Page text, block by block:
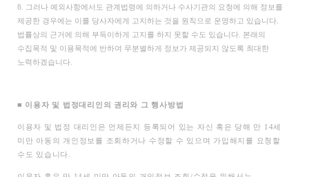
8.
그러나 예외사항에서도 관계법령에 의하거나 수사기관의 요청에 의해 정보를
제공한 경우에는 이를 당사자에게 고지하는 것을 원칙으로 운영하고 있습니다.
법률상의 근거에 의해 부득이하게 고지를 하지 못할 수도 있습니다. 본래의
수집목적 및 이용목적에 반하여 무분별하게 정보가 제공되지 않도록 최대한
노력하겠습니다.
■ 이용자 및 법정대리인의 권리와 그 행사방법
이용자 및 법정 대리인은 언제든지 등록되어 있는 자신 혹은 당해 만 14세
미만 아동의 개인정보를 조회하거나 수정할 수 있으며 가입해지를 요청할
수도 있습니다.